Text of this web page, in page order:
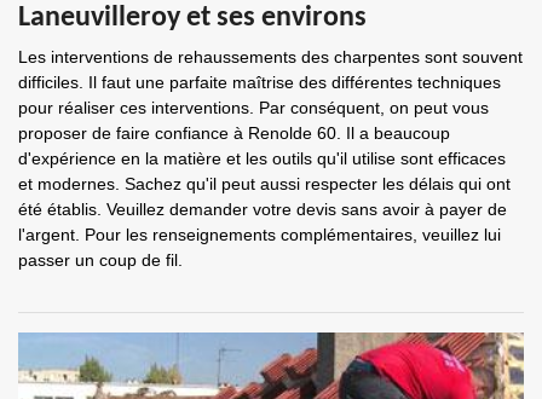
Laneuvilleroy et ses environs
Les interventions de rehaussements des charpentes sont souvent
difficiles. Il faut une parfaite maîtrise des différentes techniques
pour réaliser ces interventions. Par conséquent, on peut vous
proposer de faire confiance à Renolde 60. Il a beaucoup
d'expérience en la matière et les outils qu'il utilise sont efficaces
et modernes. Sachez qu'il peut aussi respecter les délais qui ont
été établis. Veuillez demander votre devis sans avoir à payer de
l'argent. Pour les renseignements complémentaires, veuillez lui
passer un coup de fil.